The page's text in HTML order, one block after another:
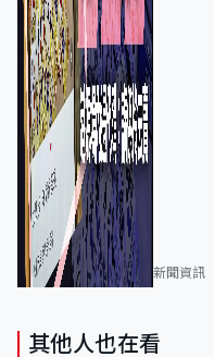
新聞資訊
其他人也在看